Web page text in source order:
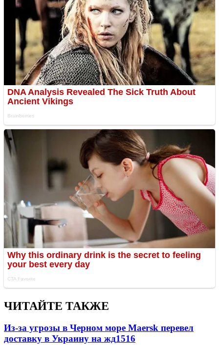
ЧИТАЙТЕ ТАКЖЕ
Из-за угрозы в Черном море Maersk перевел
доставку в Украину на жд1516